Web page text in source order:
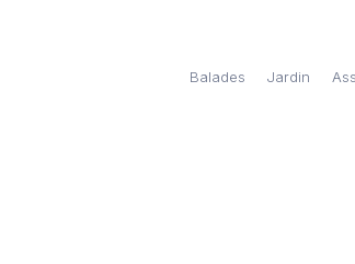
Balades Jardin